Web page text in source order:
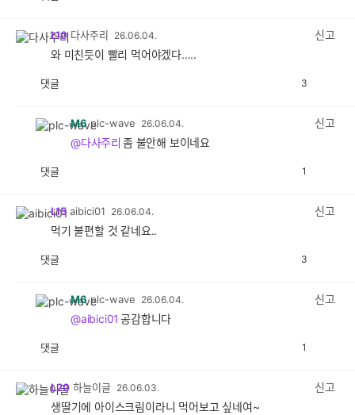
L10 다사주리 26.06.04.
신고
와 미친듯이 빨리 먹어야겠다.....
댓글 3
M6 plc-wave 26.06.04.
신고
@다사주리 좀 불안해 보이네요
댓글 1
L15 aibici01 26.06.04.
신고
먹기 불편할 것 같네요..
댓글 3
M6 plc-wave 26.06.04.
신고
@aibici01 공감합니다
댓글 1
L20 하늘이글 26.06.03.
신고
생딸기에 아이스크림이라니 먹어보고 싶네여~